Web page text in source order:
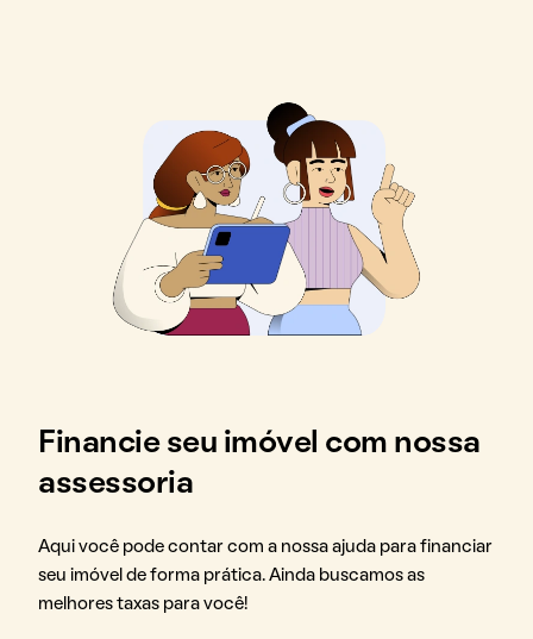
Financie seu imóvel com nossa
assessoria
Aqui você pode contar com a nossa ajuda para financiar
seu imóvel de forma prática. Ainda buscamos as
melhores taxas para você!